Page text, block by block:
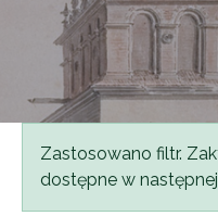
Komunikat
Zastosowano filtr.
dostępne w następnej